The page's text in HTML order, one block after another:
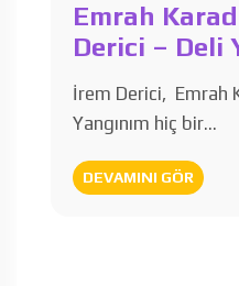
Emrah
Derici – Deli
İrem Derici, Emrah
Yangınım hiç bir…
DEVAMINI GÖR